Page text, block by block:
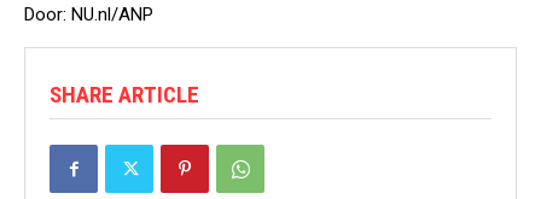
Door: NU.nl/ANP
SHARE ARTICLE